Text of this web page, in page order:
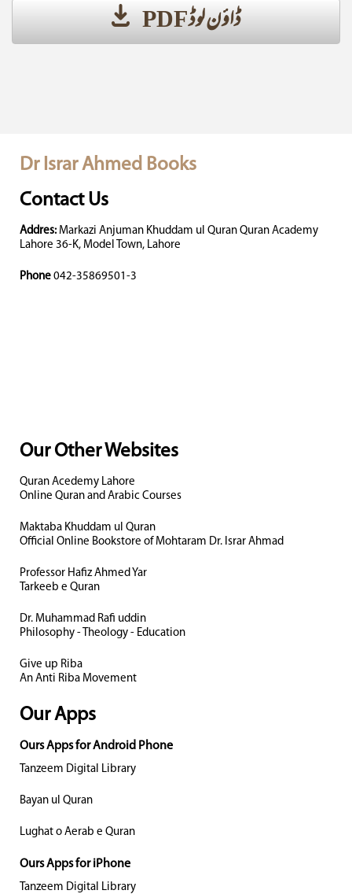
ڈاؤن لوڈ PDF
Dr Israr Ahmed Books
Contact Us
Addres: Markazi Anjuman Khuddam ul Quran Quran Academy
Lahore 36-K, Model Town, Lahore
Phone 042-35869501-3
Our Other Websites
Quran Acedemy Lahore
Online Quran and Arabic Courses
Maktaba Khuddam ul Quran
Official Online Bookstore of Mohtaram Dr. Israr Ahmad
Professor Hafiz Ahmed Yar
Tarkeeb e Quran
Dr. Muhammad Rafi uddin
Philosophy - Theology - Education
Give up Riba
An Anti Riba Movement
Our Apps
Ours Apps for Android Phone
Tanzeem Digital Library
Bayan ul Quran
Lughat o Aerab e Quran
Ours Apps for iPhone
Tanzeem Digital Library